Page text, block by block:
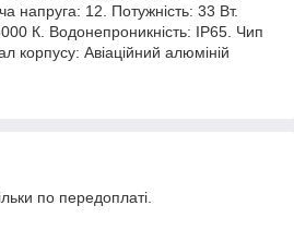
напруга: 12. Потужність: 33 Вт.
К. Водонепроникність: IP65. Чип
корпусу: Авіаційний алюміній
по передоплаті.